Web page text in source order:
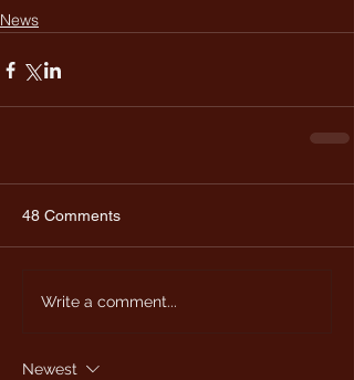
News
48 Comments
Write a comment...
Newest